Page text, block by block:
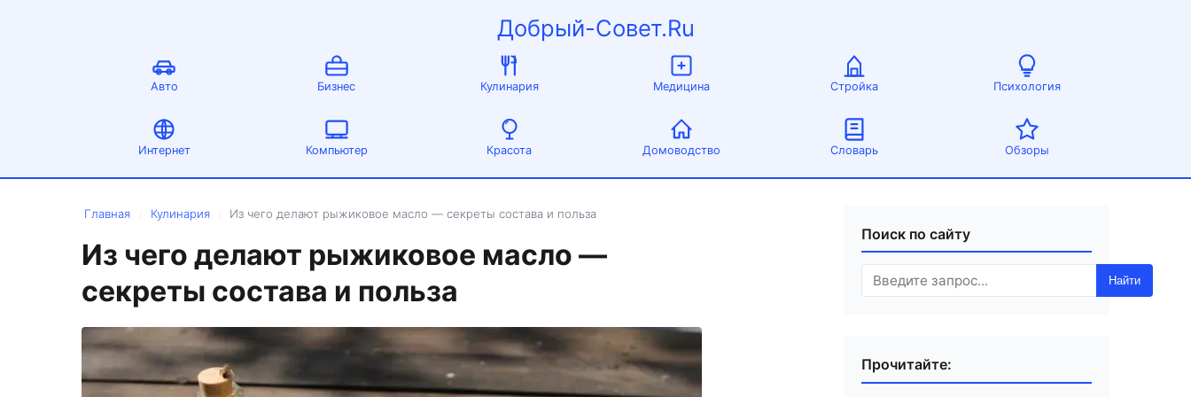
Добрый-Совет.Ru
Авто Бизнес Кулинария Медицина Стройка Психология
Интернет Компьютер Красота Домоводство Словарь Обзоры
Главная Кулинария Из чего делают рыжиковое масло — секреты состава и польза
Из чего делают рыжиковое масло —
секреты состава и польза
Поиск по сайту
Найти
Прочитайте: